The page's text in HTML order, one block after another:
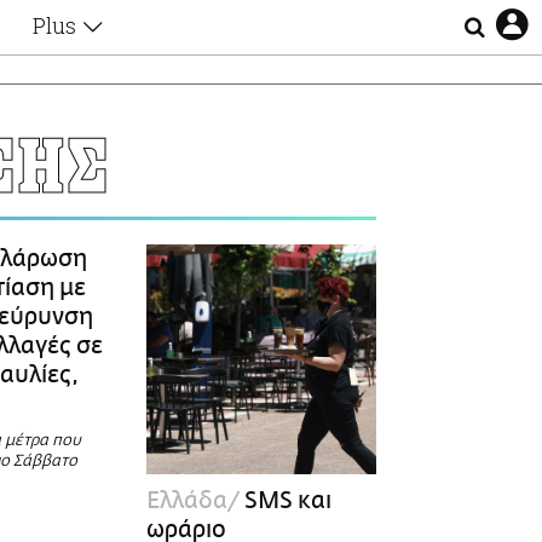
Plus
Αφιερώματα
Ζώδια
Οι Αθηναίοι
Απώλειες
Lgbtqi+
Επιλογές
με
σε
μέτρα που
Σάββατο
Ελλάδα SMS και
ωράριο